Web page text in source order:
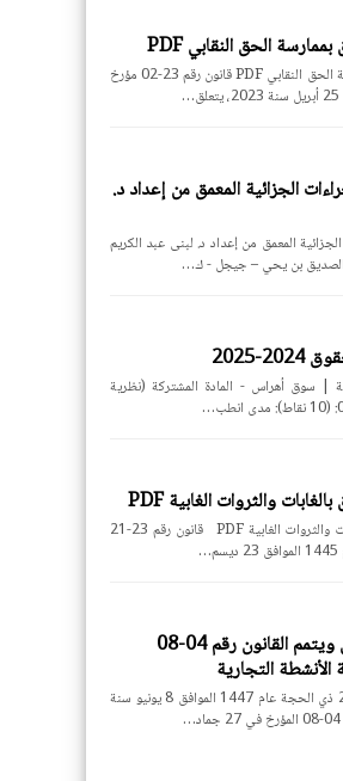
قانون رقم 23-02 يتعلق بممارسة الحق النقابي PDF قانون رقم 23-02 مؤرخ
الجزائية المعمق من إعداد د.
المعمق من إعداد د. لبنى عبد الكريم
2025
| سوق أهراس - المادة المشتركة (نظرية
قانون رقم 23-21 يتعلق بالغابات والثروات الغابية PDF قانون رقم 23-21
قانون رقم 26-12 يعدل ويتمم القانون رقم 04-08
التجارية
قانون رقم 26-12 مؤرخ في 22 ذي الحجة عام 1447 الموافق 8 يونيو سنة